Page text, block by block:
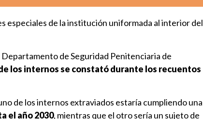
especiales de la institución uniformada al interior del
Departamento de Seguridad Penitenciaria de
los internos se constató durante los recuentos
de los internos extraviados estaría cumpliendo una
el año 2030, mientras que el otro sería un sujeto de